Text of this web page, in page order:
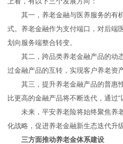
其一，养老金融与医养服务的有机
式。养老金融作为支付端口，对后端
划向服务端整合转变。
其二，跨品类养老金融产品的动态
过金融产品的互转，实现客户养老资
其三，提升养老金融产品的普惠性
比更高的金融产品将不断迭代，通过
未来，平安养老险将始终聚焦养老
化战略，促进养老金融新生态迭代升级
三方面推动养老金体系建设